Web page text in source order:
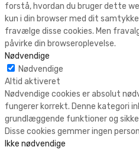
forstå, hvordan du bruger dette
kun i din browser med dit
fravælge disse cookies. Men
påvirke din browseroplevelse.
Nødvendige
Nødvendige
Altid aktiveret
Nødvendige cookies er absolut
fungerer korrekt. Denne kategori
grundlæggende funktioner og
Disse cookies gemmer ingen
Ikke nødvendige